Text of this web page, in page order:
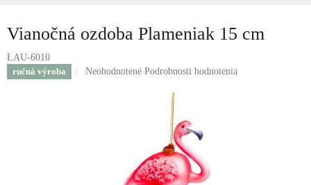
Vianočná ozdoba Plameniak 15 cm
LAU-6010
ručná výroba
Priemerné
Neohodnotené Podrobnosti hodnotenia